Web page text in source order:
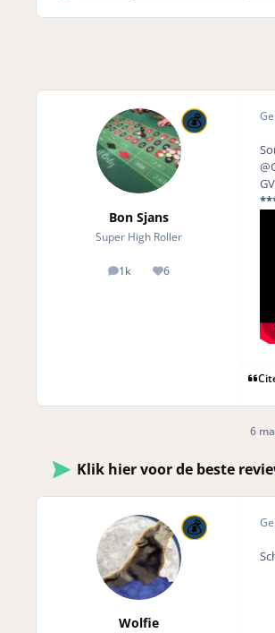
Bon Sjans
Super High Roller
1k
posts 6
Reputation
6
Klik hier voor de beste
Wolfie